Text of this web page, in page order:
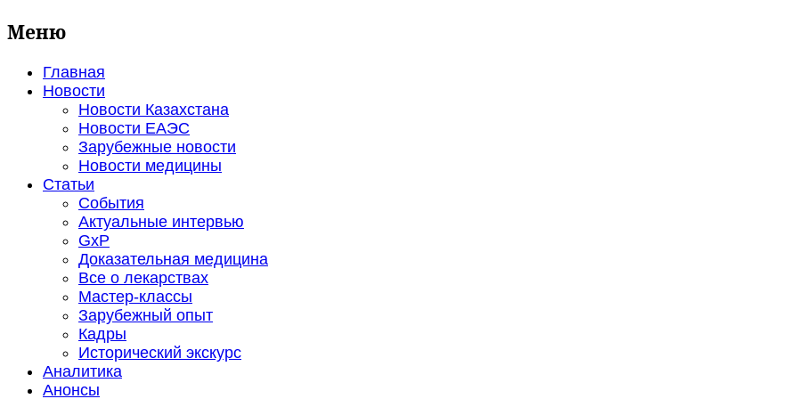
Меню
Главная
Новости
Новости Казахстана
Новости ЕАЭС
Зарубежные новости
Новости медицины
Статьи
События
Актуальные интервью
GxP
Доказательная медицина
Все о лекарствах
Мастер-классы
Зарубежный опыт
Кадры
Исторический экскурс
Аналитика
Анонсы